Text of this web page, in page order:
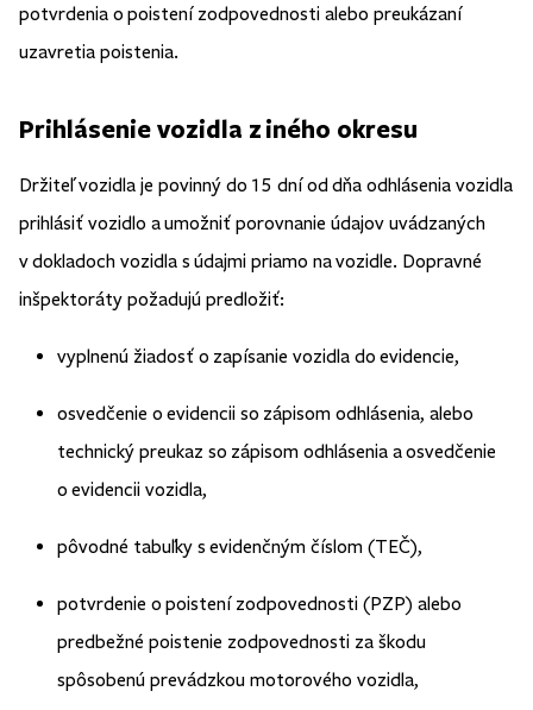
potvrdenia o poistení zodpovednosti alebo preukázaní
uzavretia poistenia.
Prihlásenie vozidla z iného okresu
Držiteľ vozidla je povinný do 15 dní od dňa odhlásenia vozidla
prihlásiť vozidlo a umožniť porovnanie údajov uvádzaných
v dokladoch vozidla s údajmi priamo na vozidle. Dopravné
inšpektoráty požadujú predložiť:
vyplnenú žiadosť o zapísanie vozidla do evidencie,
osvedčenie o evidencii so zápisom odhlásenia, alebo
technický preukaz so zápisom odhlásenia a osvedčenie
o evidencii vozidla,
pôvodné tabuľky s evidenčným číslom (TEČ),
potvrdenie o poistení zodpovednosti (PZP) alebo
predbežné poistenie zodpovednosti za škodu
spôsobenú prevádzkou motorového vozidla,